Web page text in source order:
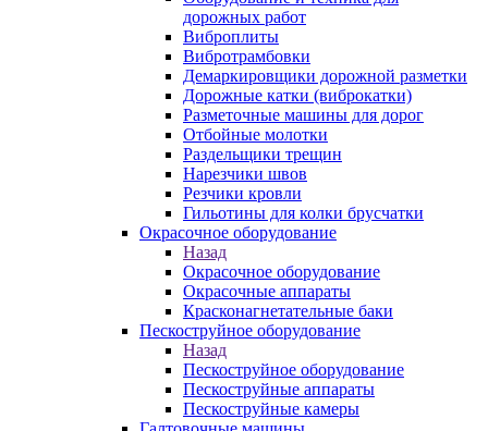
дорожных работ
Виброплиты
Вибротрамбовки
Демаркировщики дорожной разметки
Дорожные катки (виброкатки)
Разметочные машины для дорог
Отбойные молотки
Раздельщики трещин
Нарезчики швов
Резчики кровли
Гильотины для колки брусчатки
Окрасочное оборудование
Назад
Окрасочное оборудование
Окрасочные аппараты
Красконагнетательные баки
Пескоструйное оборудование
Назад
Пескоструйное оборудование
Пескоструйные аппараты
Пескоструйные камеры